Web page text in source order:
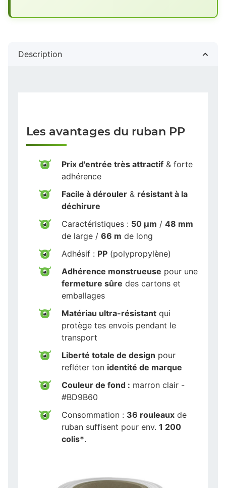
Description
Les avantages du ruban PP
Prix d'entrée très attractif & forte
adhérence
Facile à dérouler & résistant à la
déchirure
Caractéristiques : 50 µm / 48 mm
de large / 66 m de long
Adhésif : PP (polypropylène)
Adhérence monstrueuse pour une
fermeture sûre des cartons et
emballages
Matériau ultra-résistant qui
protège tes envois pendant le
transport
Liberté totale de design pour
refléter ton identité de marque
Couleur de fond : marron clair -
#BD9B60
Consommation : 36 rouleaux de
ruban suffisent pour env. 1 200
colis*.